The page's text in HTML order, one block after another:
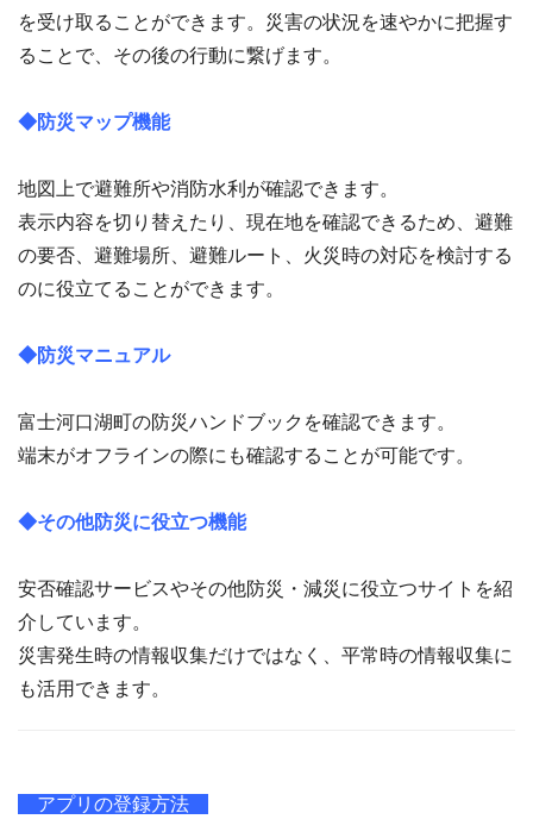
を受け取ることができます。災害の状況を速やかに把握す
ることで、その後の行動に繋げます。
◆防災マップ機能
地図上で避難所や消防水利が確認できます。
表示内容を切り替えたり、現在地を確認できるため、避難
の要否、避難場所、避難ルート、火災時の対応を検討する
のに役立てることができます。
◆防災マニュアル
富士河口湖町の防災ハンドブックを確認できます。
端末がオフラインの際にも確認することが可能です。
◆その他防災に役立つ機能
安否確認サービスやその他防災・減災に役立つサイトを紹
介しています。
災害発生時の情報収集だけではなく、平常時の情報収集に
も活用できます。
アプリの登録方法